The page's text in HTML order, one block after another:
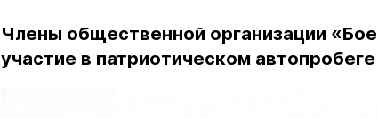
Члены общественной организации
участие в патриотическом автопробеге